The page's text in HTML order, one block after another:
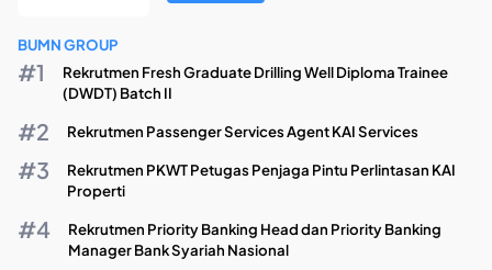
BUMN GROUP
Rekrutmen Fresh Graduate Drilling Well Diploma Trainee
(DWDT) Batch II
Rekrutmen Passenger Services Agent KAI Services
Rekrutmen PKWT Petugas Penjaga Pintu Perlintasan KAI
Properti
Rekrutmen Priority Banking Head dan Priority Banking
Manager Bank Syariah Nasional